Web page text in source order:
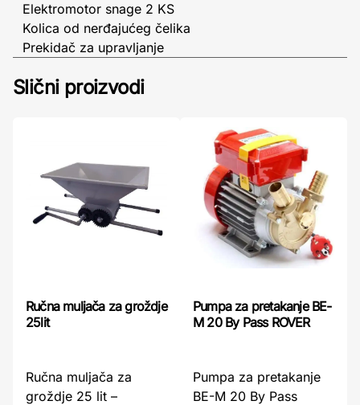
Elektromotor snage 2 KS
Kolica od nerđajućeg čelika
Prekidač za upravljanje
Slični proizvodi
Ručna muljača za groždje
25lit
Ručna muljača za
groždje 25 lit –
Pumpa za pretakanje BE-
M 20 By Pass ROVER
Pumpa za pretakanje
BE-M 20 By Pass